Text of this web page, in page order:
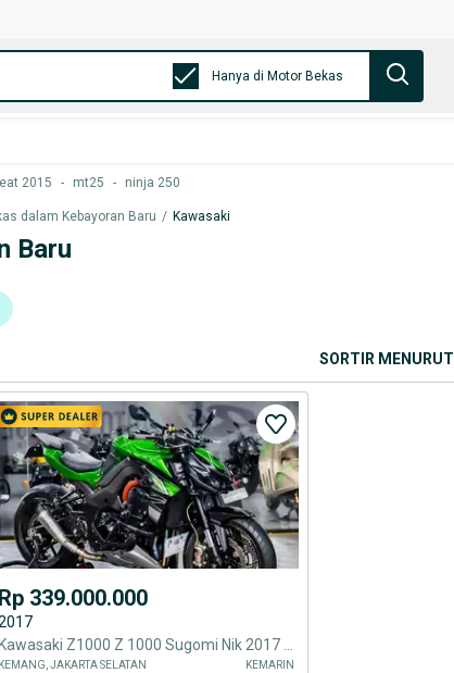
Hanya di Motor Bekas
2015 - mt25 - ninja 250
dalam Kebayoran Baru / Kawasaki
Baru
SORTIR MENURUT
Rp 339.000.000
KEMANG, JAKARTA SELATAN KEMARIN